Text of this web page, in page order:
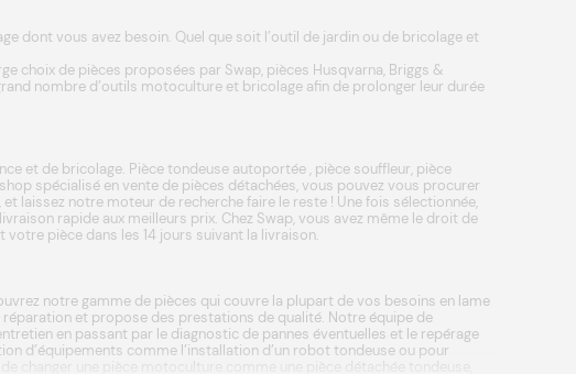
dont vous avez besoin. Quel que soit l’outil de jardin ou de bricolage et
choix de pièces proposées par Swap, pièces Husqvarna, Briggs &
nombre d’outils motoculture et bricolage afin de prolonger leur durée
et de bricolage. Pièce tondeuse autoportée , pièce souffleur, pièce
spécialisé en vente de pièces détachées, vous pouvez vous procurer
laissez notre moteur de recherche faire le reste ! Une fois sélectionnée,
rapide aux meilleurs prix. Chez Swap, vous avez même le droit de
pièce dans les 14 jours suivant la livraison.
notre gamme de pièces qui couvre la plupart de vos besoins en lame
réparation et propose des prestations de qualité. Notre équipe de
en passant par le diagnostic de pannes éventuelles et le repérage
d’équipements comme l’installation d’un robot tondeuse ou pour
changer une pièce motoculture comme une pièce détachée tondeuse